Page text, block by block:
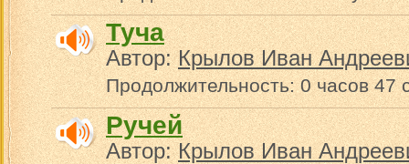
Туча
Автор:Крылов Иван
Продолжительность: 0 часов 47
Ручей
Автор:Крылов Иван